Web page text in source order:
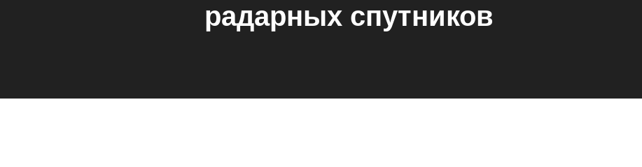
радарных спутников